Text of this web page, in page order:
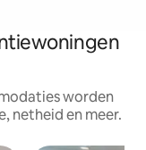
worden
netheid en meer.